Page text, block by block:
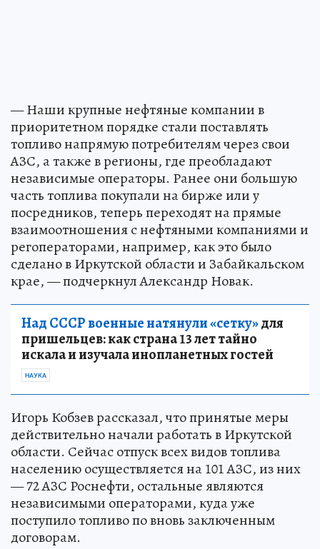
— Наши крупные нефтяные компании в
приоритетном порядке стали поставлять
топливо напрямую потребителям через свои
АЗС, а также в регионы, где преобладают
независимые операторы. Ранее они большую
часть топлива покупали на бирже или у
посредников, теперь переходят на прямые
взаимоотношения с нефтяными компаниями и
регоператорами, например, как это было
сделано в Иркутской области и Забайкальском
крае, — подчеркнул Александр Новак.
Над СССР военные натянули «сетку»для
пришельцев: как страна 13 лет тайно
искала и изучала инопланетных гостей
НАУКА
Игорь Кобзев рассказал, что принятые меры
действительно начали работать в Иркутской
области. Сейчас отпуск всех видов топлива
населению осуществляется на 101 АЗС, из них
— 72 АЗС Роснефти, остальные являются
независимыми операторами, куда уже
поступило топливо по вновь заключенным
договорам.